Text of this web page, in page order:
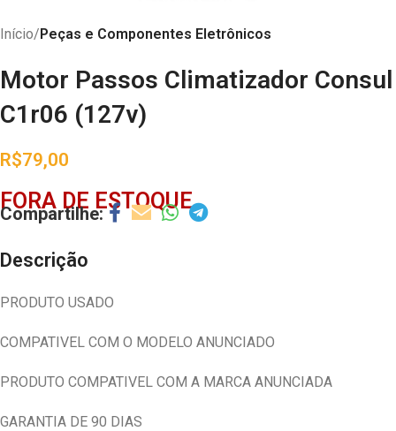
Início Peças e Componentes Eletrônicos
Motor Passos Climatizador Consul
C1r06 (127v)
R$79,00
FORA DE ESTOQUE
Descrição
PRODUTO USADO
COMPATIVEL COM O MODELO ANUNCIADO
PRODUTO COMPATIVEL COM A MARCA ANUNCIADA
GARANTIA DE 90 DIAS